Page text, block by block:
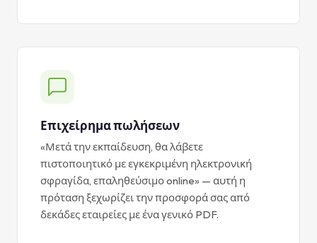
Επιχείρημα πωλήσεων
«Μετά την εκπαίδευση, θα λάβετε
πιστοποιητικό με εγκεκριμένη ηλεκτρονική
σφραγίδα, επαληθεύσιμο online» — αυτή η
πρόταση ξεχωρίζει την προσφορά σας από
δεκάδες εταιρείες με ένα γενικό PDF.